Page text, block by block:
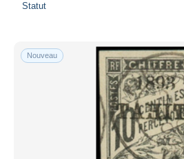
Statut
Nouveau